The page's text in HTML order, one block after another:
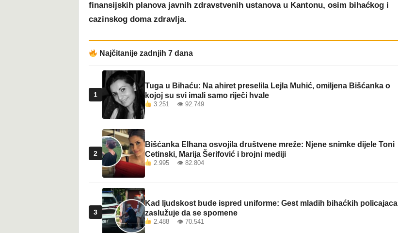
finansijskih planova javnih zdravstvenih ustanova u Kantonu, osim bihaćkog i
cazinskog doma zdravlja.
Najčitanije zadnjih 7 dana
1
Tuga u Bihaću: Na ahiret preselila Lejla Muhić, omiljena Bišćanka o
kojoj su svi imali samo riječi hvale
3.251 👁 92.749
2
Bišćanka Elhana osvojila društvene mreže: Njene snimke dijele Toni
Cetinski, Marija Šerifović i brojni mediji
2.995 👁 82.804
3
Kad ljudskost bude ispred uniforme: Gest mladih bihaćkih policajaca
zaslužuje da se spomene
2.488 👁 70.541